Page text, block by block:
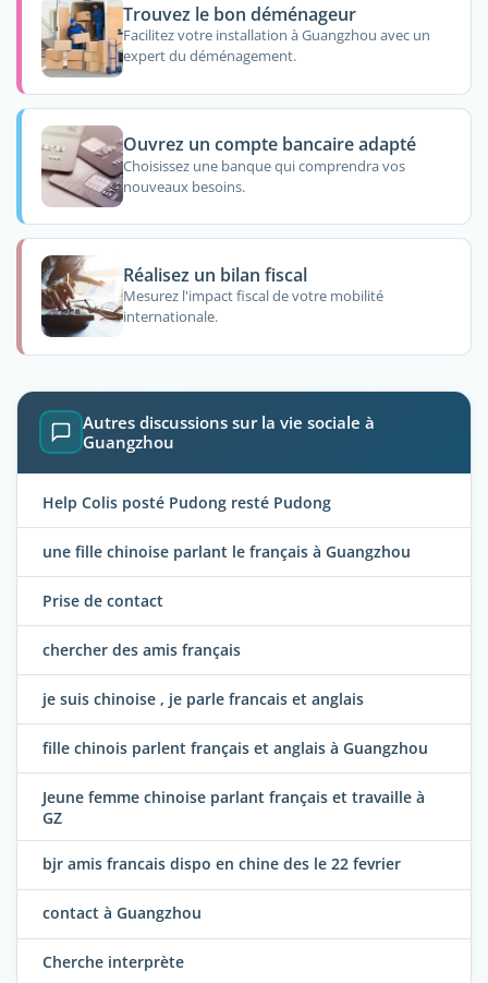
Trouvez le bon déménageur
Facilitez votre installation à Guangzhou avec un
expert du déménagement.
Ouvrez un compte bancaire adapté
Choisissez une banque qui comprendra vos
nouveaux besoins.
Réalisez un bilan fiscal
Mesurez l'impact fiscal de votre mobilité
internationale.
Autres discussions sur la vie sociale à
Guangzhou
Help Colis posté Pudong resté Pudong
une fille chinoise parlant le français à Guangzhou
Prise de contact
chercher des amis français
je suis chinoise , je parle francais et anglais
fille chinois parlent français et anglais à Guangzhou
Jeune femme chinoise parlant français et travaille à
GZ
bjr amis francais dispo en chine des le 22 fevrier
contact à Guangzhou
Cherche interprète